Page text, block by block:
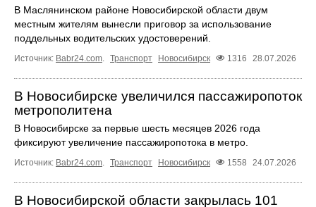
В Маслянинском районе Новосибирской области двум
местным жителям вынесли приговор за использование
поддельных водительских удостоверений.
Источник: Babr24.com Транспорт Новосибирск 1316 28.07.2026
В Новосибирске увеличился пассажиропоток
метрополитена
В Новосибирске за первые шесть месяцев 2026 года
фиксируют увеличение пассажиропотока в метро.
Источник: Babr24.com. Транспорт Новосибирск 1558 24.07.2026
В Новосибирской области закрылась 101